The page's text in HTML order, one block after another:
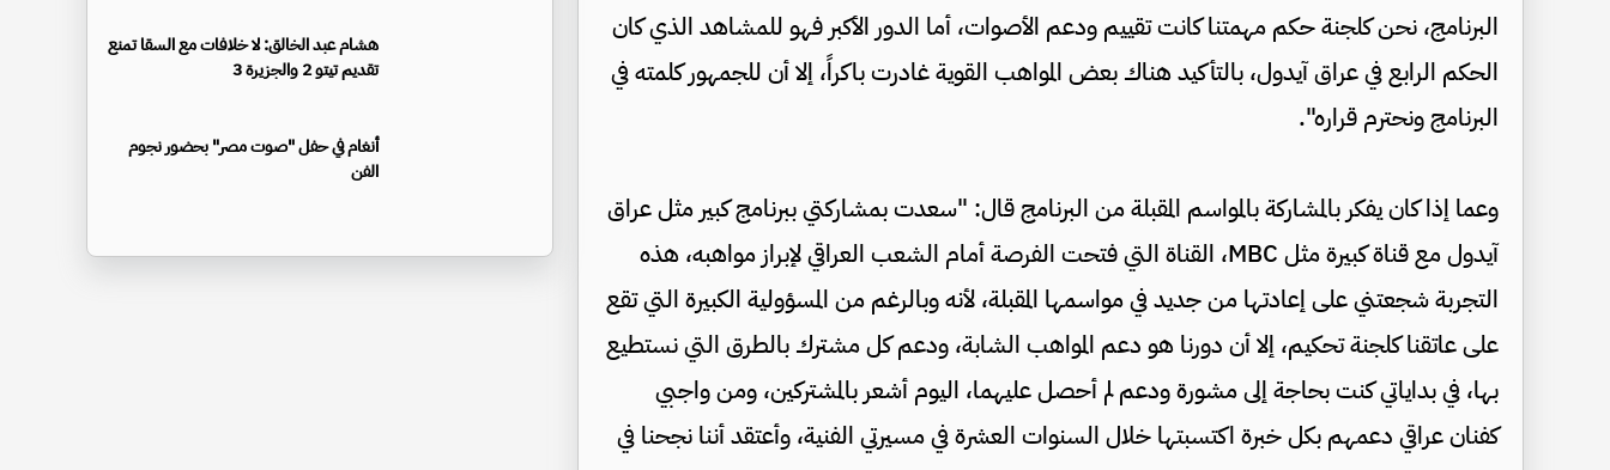
البرنامج، نحن كلجنة حكم مهمتنا كانت تقييم ودعم الأصوات، أما الدور الأكبر فهو للمشاهد الذي كان
الحكم الرابع في عراق آيدول، بالتأكيد هناك بعض المواهب القوية غادرت باكراً، إلا أن للجمهور كلمته في
البرنامج ونحترم قراره".
وعما إذا كان يفكر بالمشاركة بالمواسم المقبلة من البرنامج قال: "سعدت بمشاركتي ببرنامج كبير مثل عراق
آيدول مع قناة كبيرة مثل MBC، القناة التي فتحت الفرصة أمام الشعب العراقي لإبراز مواهبه، هذه
التجربة شجعتني على إعادتها من جديد في مواسمها المقبلة، لأنه وبالرغم من المسؤولية الكبيرة التي تقع
على عاتقنا كلجنة تحكيم، إلا أن دورنا هو دعم المواهب الشابة، ودعم كل مشترك بالطرق التي نستطيع
بها، في بداياتي كنت بحاجة إلى مشورة ودعم لم أحصل عليهما، اليوم أشعر بالمشتركين، ومن واجبي
كفنان عراقي دعمهم بكل خبرة اكتسبتها خلال السنوات العشرة في مسيرتي الفنية، وأعتقد أننا نجحنا في
هشام عبد الخالق: لا خلافات مع السقا تمنع
تقديم تيتو 2 والجزيرة 3
أنغام في حفل "صوت مصر" بحضور نجوم
الفن